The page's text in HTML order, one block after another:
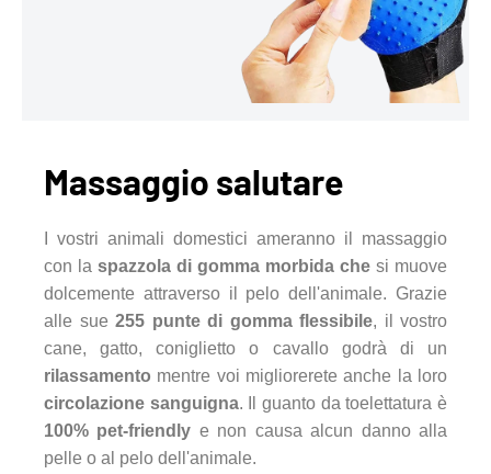
Massaggio salutare
I vostri animali domestici ameranno il massaggio
con la spazzola di gomma morbida che si muove
dolcemente attraverso il pelo dell'animale. Grazie
alle sue 255 punte di gomma flessibile, il vostro
cane, gatto, coniglietto o cavallo godrà di un
rilassamento mentre voi migliorerete anche la loro
circolazione sanguigna. Il guanto da toelettatura è
100% pet-friendly e non causa alcun danno alla
pelle o al pelo dell'animale.